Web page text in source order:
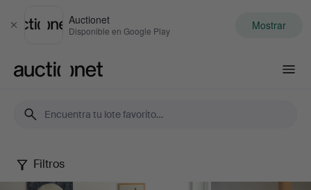
Cerrar
Auctionet
Disponible en Google Play Mostrar
MayFiltros